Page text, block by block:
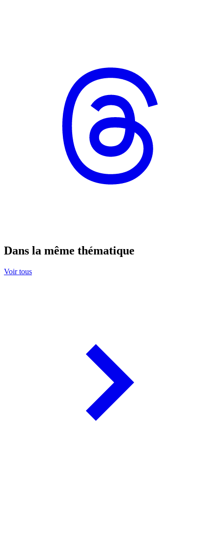
Dans la même thématique
Voir tous